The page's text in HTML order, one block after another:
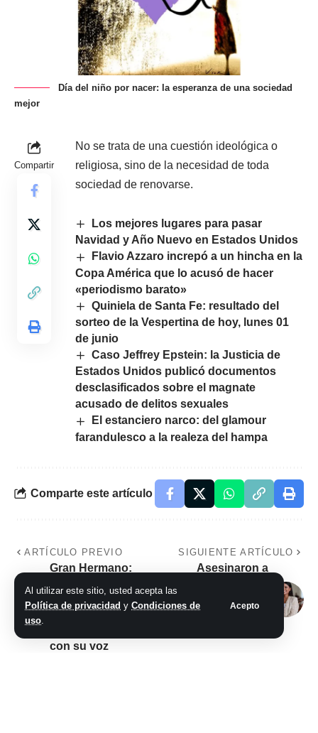
Al utilizar este sitio, usted acepta las
Política de privacidad y Condiciones de
uso.
Acepto
Día del niño por nacer: la esperanza de una sociedad
mejor
Compartir
No se trata de una cuestión ideológica o
religiosa, sino de la necesidad de toda
sociedad de renovarse.
Los mejores lugares para pasar
Navidad y Año Nuevo en Estados Unidos
Flavio Azzaro increpó a un hincha en la
Copa América que lo acusó de hacer
«periodismo barato»
Quiniela de Santa Fe: resultado del
sorteo de la Vespertina de hoy, lunes 01
de junio
Caso Jeffrey Epstein: la Justicia de
Estados Unidos publicó documentos
desclasificados sobre el magnate
acusado de delitos sexuales
El estanciero narco: del glamour
farandulesco a la realeza del hampa
Comparte este artículo
ARTÍCULO PREVIO
Gran Hermano:
pedido de Santiago
del Moro y
con su voz
SIGUIENTE ARTÍCULO
Asesinaron a
alcaldesa más joven
de Ecuador y a un